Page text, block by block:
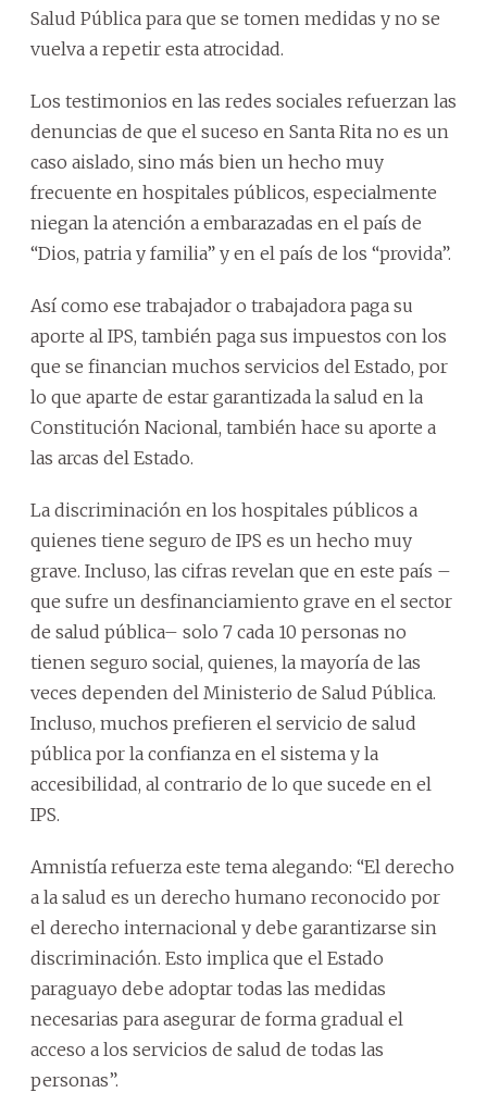
Salud Pública para que se tomen medidas y no se
vuelva a repetir esta atrocidad.
Los testimonios en las redes sociales refuerzan las
denuncias de que el suceso en Santa Rita no es un
caso aislado, sino más bien un hecho muy
frecuente en hospitales públicos, especialmente
niegan la atención a embarazadas en el país de
“Dios, patria y familia” y en el país de los “provida”.
Así como ese trabajador o trabajadora paga su
aporte al IPS, también paga sus impuestos con los
que se financian muchos servicios del Estado, por
lo que aparte de estar garantizada la salud en la
Constitución Nacional, también hace su aporte a
las arcas del Estado.
La discriminación en los hospitales públicos a
quienes tiene seguro de IPS es un hecho muy
grave. Incluso, las cifras revelan que en este país –
que sufre un desfinanciamiento grave en el sector
de salud pública– solo 7 cada 10 personas no
tienen seguro social, quienes, la mayoría de las
veces dependen del Ministerio de Salud Pública.
Incluso, muchos prefieren el servicio de salud
pública por la confianza en el sistema y la
accesibilidad, al contrario de lo que sucede en el
IPS.
Amnistía refuerza este tema alegando: “El derecho
a la salud es un derecho humano reconocido por
el derecho internacional y debe garantizarse sin
discriminación. Esto implica que el Estado
paraguayo debe adoptar todas las medidas
necesarias para asegurar de forma gradual el
acceso a los servicios de salud de todas las
personas”.